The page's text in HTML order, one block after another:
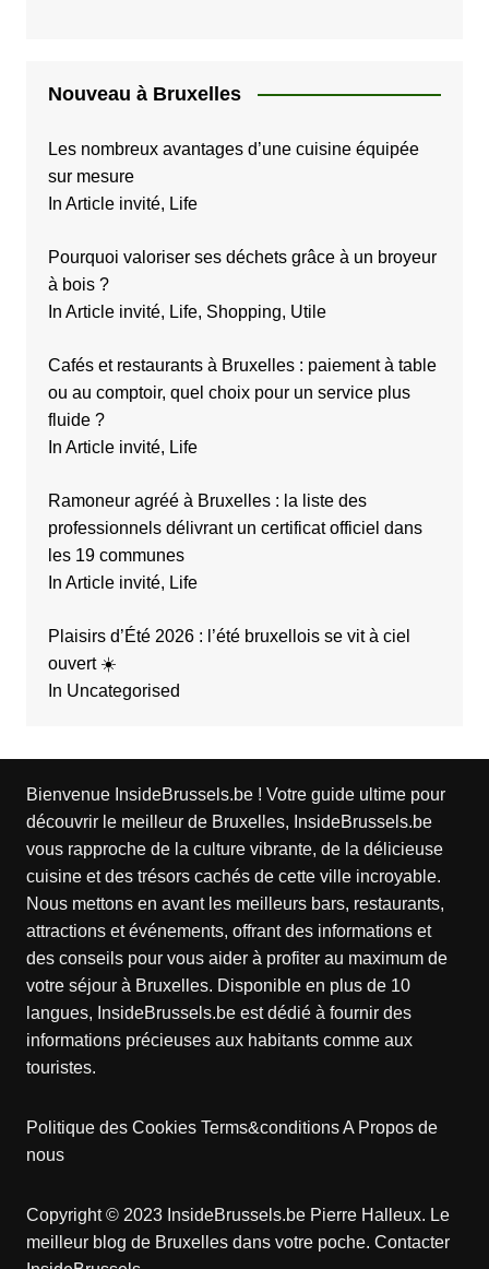
Nouveau à Bruxelles
Les nombreux avantages d’une cuisine équipée
sur mesure
In Article invité, Life
Pourquoi valoriser ses déchets grâce à un broyeur
à bois ?
In Article invité, Life, Shopping, Utile
Cafés et restaurants à Bruxelles : paiement à table
ou au comptoir, quel choix pour un service plus
fluide ?
In Article invité, Life
Ramoneur agréé à Bruxelles : la liste des
professionnels délivrant un certificat officiel dans
les 19 communes
In Article invité, Life
Plaisirs d’Été 2026 : l’été bruxellois se vit à ciel
ouvert ☀️
In Uncategorised
Bienvenue InsideBrussels.be ! Votre guide ultime pour
découvrir le meilleur de Bruxelles, InsideBrussels.be
vous rapproche de la culture vibrante, de la délicieuse
cuisine et des trésors cachés de cette ville incroyable.
Nous mettons en avant les meilleurs bars, restaurants,
attractions et événements, offrant des informations et
des conseils pour vous aider à profiter au maximum de
votre séjour à Bruxelles. Disponible en plus de 10
langues, InsideBrussels.be est dédié à fournir des
informations précieuses aux habitants comme aux
touristes.
Politique des Cookies Terms&conditionsA Propos de
nous
Copyright © 2023 InsideBrussels.be Pierre Halleux. Le
meilleur blog de Bruxelles dans votre poche. Contacter